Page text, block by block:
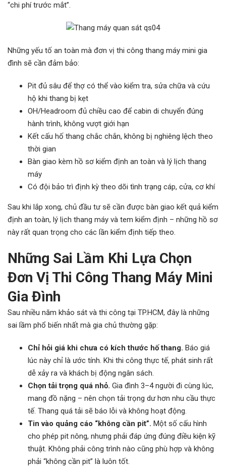
“chi phí trước mắt”.
Những yếu tố an toàn mà đơn vị thi công thang máy mini gia
đình sẽ cần đảm bảo:
Pit đủ sâu để thợ có thể vào kiểm tra, sửa chữa và cứu
hộ khi thang bị kẹt
OH/Headroom đủ chiều cao để cabin di chuyển đúng
hành trình, không vượt giới hạn
Kết cấu hố thang chắc chắn, không bị nghiêng lệch theo
thời gian
Bàn giao kèm hồ sơ kiểm định an toàn và lý lịch thang
máy
Có đội bảo trì định kỳ theo dõi tình trạng cáp, cửa, cơ khí
Sau khi lắp xong, chủ đầu tư sẽ cần được bàn giao kết quả kiểm
định an toàn, lý lịch thang máy và tem kiểm định – những hồ sơ
này rất quan trọng cho các lần kiểm định tiếp theo.
Những Sai Lầm Khi Lựa Chọn
Đơn Vị Thi Công Thang Máy Mini
Gia Đình
Sau nhiều năm khảo sát và thi công tại TP.HCM, đây là những
sai lầm phổ biến nhất mà gia chủ thường gặp:
Chỉ hỏi giá khi chưa có kích thước hố thang. Báo giá
lúc này chỉ là ước tính. Khi thi công thực tế, phát sinh rất
dễ xảy ra và khách bị động ngân sách.
Chọn tải trọng quá nhỏ. Gia đình 3–4 người đi cùng lúc,
mang đồ nặng – nên chọn tải trọng dư hơn nhu cầu thực
tế. Thang quá tải sẽ báo lỗi và không hoạt động.
Tin vào quảng cáo “không cần pit”. Một số cấu hình
cho phép pit nông, nhưng phải đáp ứng đúng điều kiện kỹ
thuật. Không phải công trình nào cũng phù hợp và không
phải “không cần pit” là luôn tốt.